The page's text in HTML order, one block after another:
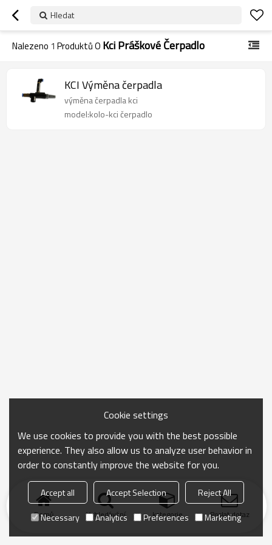
Hledat
Nalezeno 1 Produktů O Kci Práškové Čerpadlo
KCI Výměna čerpadla
výměna čerpadla kci
model:kolo-kci čerpadlo
Domů Vyhledávání kategorie Poslat dotaz
Cookie settings
We use cookies to provide you with the best possible
experience. They also allow us to analyze user behavior in
order to constantly improve the website for you.
Accept all Accept Selection
Reject All
Necessary
Analytics Preferences Marketing